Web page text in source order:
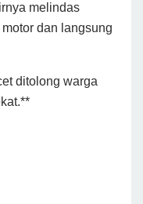
melindas
dan langsung
ditolong warga